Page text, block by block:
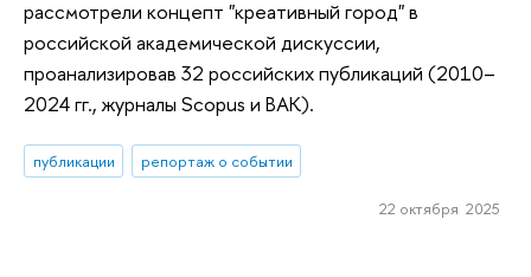
рассмотрели концепт "креативный город" в
российской академической дискуссии,
проанализировав 32 российских публикаций (2010–
2024 гг., журналы Scopus и ВАК).
публикации репортаж о событии
22 октября 2025